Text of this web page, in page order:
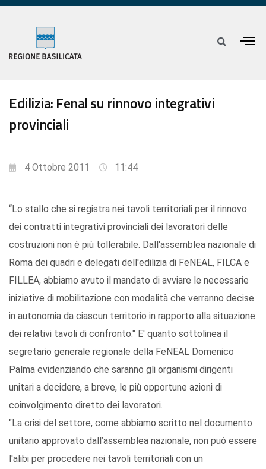
Edilizia: Fenal su rinnovo integrativi
provinciali
4 Ottobre 2011 11:44
“Lo stallo che si registra nei tavoli territoriali per il rinnovo
dei contratti integrativi provinciali dei lavoratori delle
costruzioni non è più tollerabile. Dall'assemblea nazionale di
Roma dei quadri e delegati dell'edilizia di FeNEAL, FILCA e
FILLEA, abbiamo avuto il mandato di avviare le necessarie
iniziative di mobilitazione con modalità che verranno decise
in autonomia da ciascun territorio in rapporto alla situazione
dei relativi tavoli di confronto." E' quanto sottolinea il
segretario generale regionale della FeNEAL Domenico
Palma evidenziando che saranno gli organismi dirigenti
unitari a decidere, a breve, le più opportune azioni di
coinvolgimento diretto dei lavoratori.
"La crisi del settore, come abbiamo scritto nel documento
unitario approvato dall’assemblea nazionale, non può essere
l'alibi per procedere nei tavoli territoriali con un